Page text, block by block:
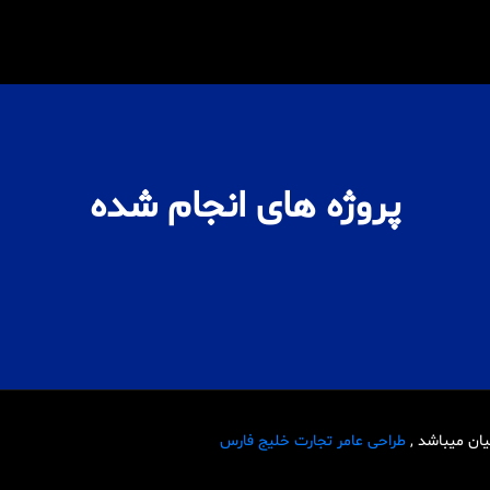
پروژه های انجام شده
میباشد , طراحی عامر تجارت خلیج فارس